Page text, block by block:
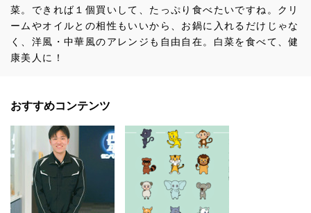
菜。できれば１個買いして、たっぷり食べたいですね。クリ
ームやオイルとの相性もいいから、お鍋に入れるだけじゃな
く、洋風・中華風のアレンジも自由自在。白菜を食べて、健
康美人に！
おすすめコンテンツ